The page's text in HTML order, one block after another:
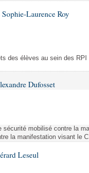
Laurence Roy
des élèves au sein des
Dufosset
sécurité mobilisé contre la
la manifestation visant le
Leseul